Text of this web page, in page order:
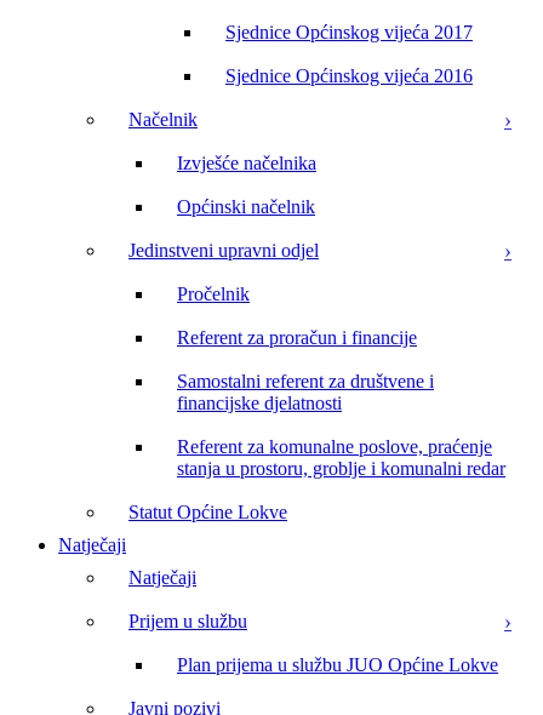
Sjednice Općinskog vijeća 2017
Sjednice Općinskog vijeća 2016
Načelnik
Izvješće načelnika
Općinski načelnik
Jedinstveni upravni odjel
Pročelnik
Referent za proračun i financije
Samostalni referent za društvene i
financijske djelatnosti
Referent za komunalne poslove, praćenje
stanja u prostoru, groblje i komunalni redar
Statut Općine Lokve
Natječaji
Natječaji
Prijem u službu
Plan prijema u službu JUO Općine Lokve
Javni pozivi